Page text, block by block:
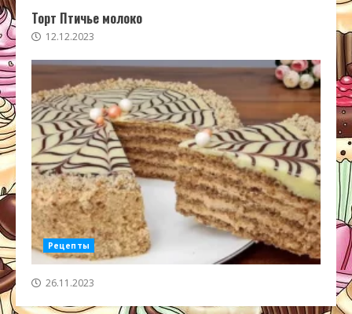
Торт Птичье молоко
12.12.2023
Рецепты
26.11.2023